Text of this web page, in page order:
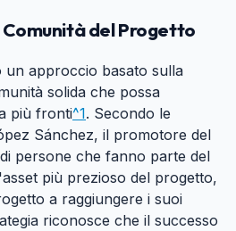
del Progetto
un approccio basato sulla
solida che possa
più fronti^1. Secondo le
Sánchez, il promotore del
persone che fanno parte del
più prezioso del progetto,
a raggiungere i suoi
riconosce che il successo